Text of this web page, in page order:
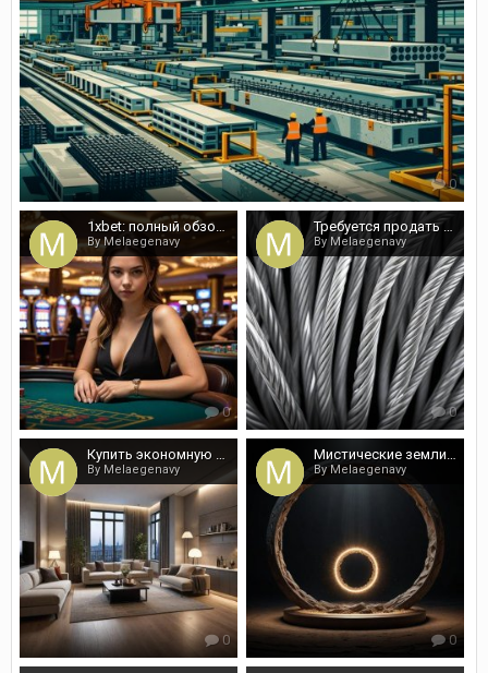
0
1xbet: полный обзор платформы и игровых возможностей
By Melaegenavy
0
Требуется продать неликвидный провод или кабель?
By Melaegenavy
0
Купить экономную студию в Сочи на КвартСочи
By Melaegenavy
0
Мистические земли от Кондрашова
By Melaegenavy
0